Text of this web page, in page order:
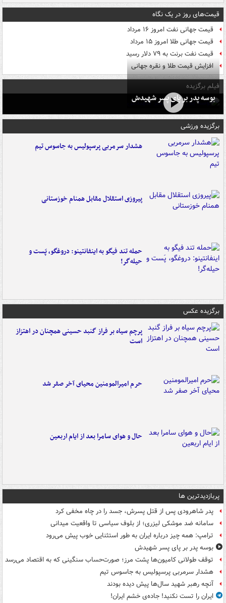
قیمت‌های روز در یک نگاه
قیمت جهانی نفت امروز ۱۶ مرداد
قیمت جهانی طلا امروز ۱۵ مرداد
قیمت نفت برنت به ۷۹ دلار رسید
افزایش قیمت طلا و نقره جهانی
فیلم برگزیده
بوسه‌ پدر بر پای پسر شهیدش
برگزیده ورزشی
هشدار سرمربی پرسپولیس به جاسوس تیم
پیروزی استقلال مقابل همنام خوزستانی
حمله تند فیگو به اینفانتینو: دروغگو، پَست‌ و
حیله‌گر!
برگزیده عکس
پرچم سیاه بر فراز گنبد حسینی همچنان در اهتزاز
است
حرم امیرالمومنین محیای آخر صفر شد
حال و هوای سامرا بعد از ایام اربعین
پربازدیدترین ها
پدر شاهرودی پس از قتل پسرش، جسد را در چاه مخفی کرد
سامانه ضد موشکی لیزری؛ از بلوف سیاسی تا واقعیت میدانی
ترامپ: همه چیز درباره ایران به طور استثنایی خوب پیش می‌رود
بوسه‌ پدر بر پای پسر شهیدش
توقف طولانی کامیون‌ها پشت مرز؛ صورت‌حساب سنگینی که به اقتصاد می‌رسد
هشدار سرمربی پرسپولیس به جاسوس تیم
آنچه رهبر شهید سال‌ها پیش دیده بودند
ایران را تست نکنید! جاده‌ی خشم ایران!